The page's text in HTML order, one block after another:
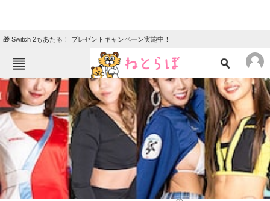
🎁 Switch 2もあたる！ プレゼントキャンペーン実施中！
ねとらぼメニュー
TOP ニュース
エンタメ クイズ
地域
住まい 教育・育児
動物 リサーチ